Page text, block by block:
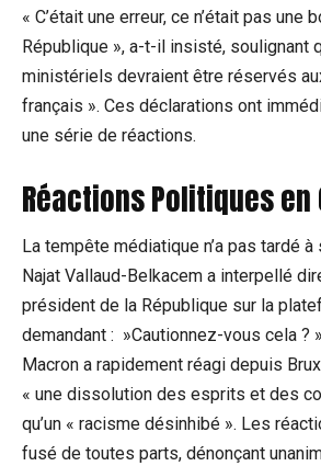
« C’était une erreur, ce n’était pas une
République », a-t-il insisté, soulignant
ministériels devraient être réservés
français ». ‍Ces déclarations ont
une série de ⁢réactions.
Réactions Politiques⁣ en
La ‌tempête médiatique n’a pas tardé⁣ à
Najat Vallaud-Belkacem a interpellé
président⁢ de la République sur⁢ la‌
demandant : ​ »Cautionnez-vous cela ?
Macron a rapidement réagi depuis
« une dissolution des esprits et‍ des
qu’un « racisme désinhibé ». Les
fusé de toutes parts, dénonçant